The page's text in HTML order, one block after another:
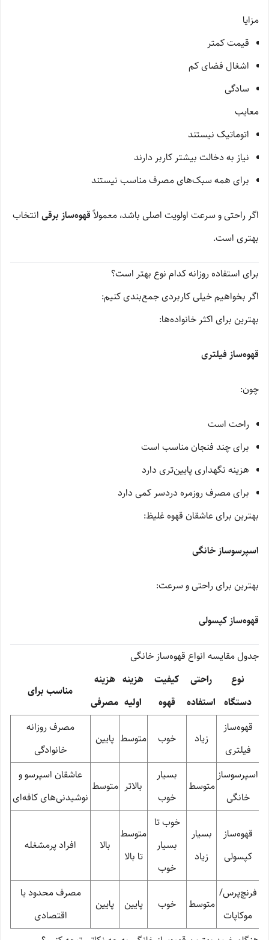
مزایا
قیمت کمتر
اشغال فضای کم
سادگی
معایب
اتوماتیک نیستند
نیاز به دخالت بیشتر کاربر دارند
برای همه سبک‌های مصرف مناسب نیستند
اگر راحتی و سرعت اولویت اصلی باشد، معمولاًقهوه‌ساز برقی انتخاب
بهتری است.
برای استفاده روزانه کدام نوع بهتر است؟
اگر بخواهیم خیلی کاربردی جمع‌بندی کنیم:
بهترین برای اکثر خانواده‌ها:
قهوه‌ساز فیلتری
چون:
راحت است
برای چند فنجان مناسب است
هزینه نگهداری پایین‌تری دارد
برای مصرف روزمره دردسر کمی دارد
بهترین برای عاشقان قهوه غلیظ:
اسپرسوساز خانگی
بهترین برای راحتی و سرعت:
قهوه‌ساز کپسولی
جدول مقایسه انواع قهوه‌ساز خانگی
نوع
دستگاه
راحتی
استفاده
کیفیت
قهوه
هزینه
اولیه
هزینه
مصرفی
مناسب برای
قهوه‌ساز
فیلتری
زیاد خوب متوسط پایین
مصرف روزانه
خانوادگی
اسپرسوساز
خانگی
متوسط
بسیار
خوب
بالاتر متوسط
عاشقان اسپرسو و
نوشیدنی‌های کافه‌ای
قهوه‌ساز
کپسولی
بسیار
زیاد
خوب تا
بسیار
خوب
متوسط
تا بالا
بالا افراد پرمشغله
فرنچ‌پرس/
موکاپات
متوسط خوب پایین پایین
مصرف محدود یا
اقتصادی